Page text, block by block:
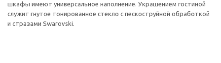
шкафы имеют универсальное наполнение. Украшением гостиной
служит гнутое тонированное стекло с пескоструйной обработкой
и стразами Swarovski.